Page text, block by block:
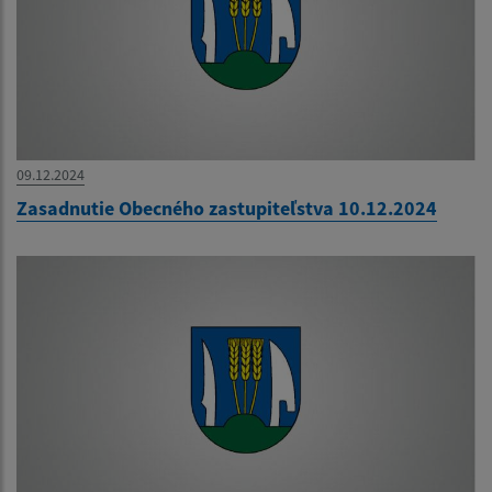
09.12.2024
Zasadnutie Obecného zastupiteľstva 10.12.2024